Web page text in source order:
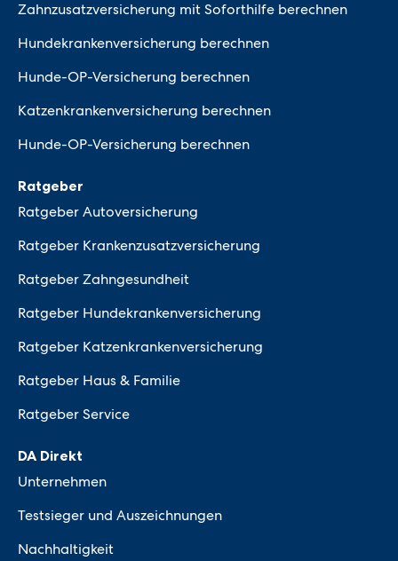
Zahnzusatzversicherung mit Soforthilfe berechnen
Hundekrankenversicherung berechnen
Hunde-OP-Versicherung berechnen
Katzenkrankenversicherung berechnen
Hunde-OP-Versicherung berechnen
Ratgeber
Ratgeber Autoversicherung
Ratgeber Krankenzusatzversicherung
Ratgeber Zahngesundheit
Ratgeber Hundekrankenversicherung
Ratgeber Katzenkrankenversicherung
Ratgeber Haus & Familie
Ratgeber Service
DA Direkt
Unternehmen
Testsieger und Auszeichnungen
Nachhaltigkeit